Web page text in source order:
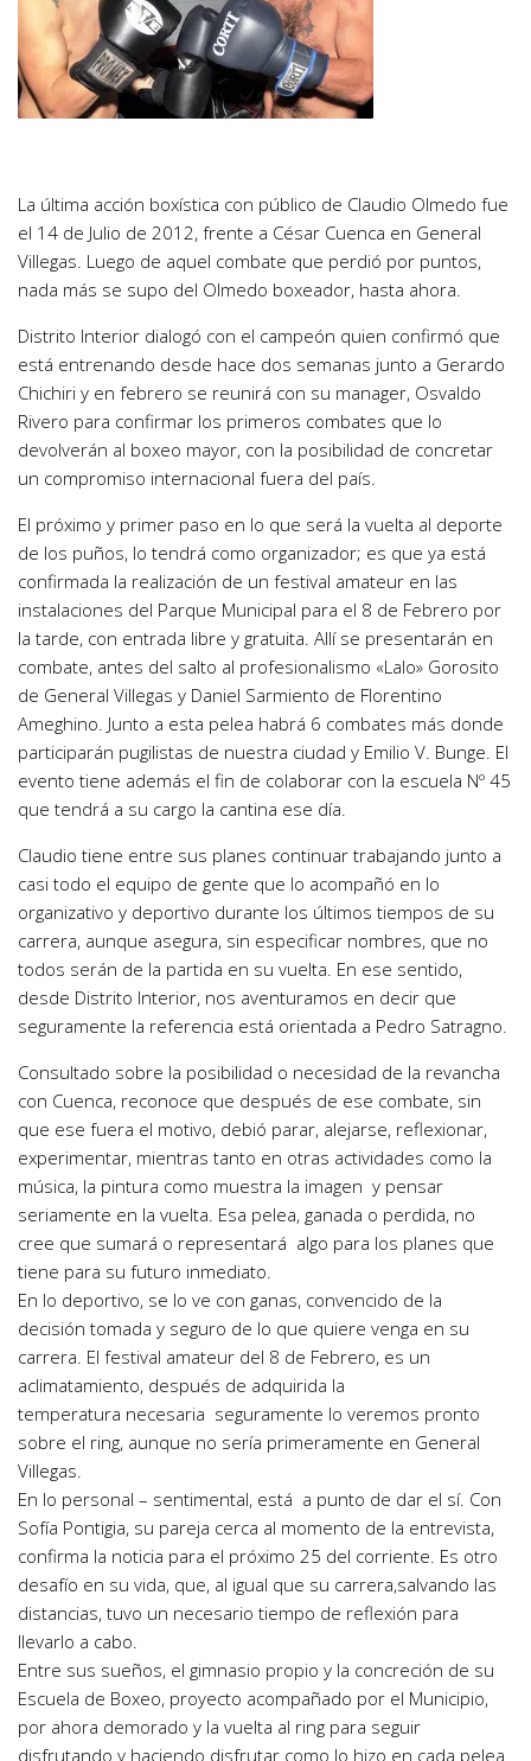
La última acción boxística con público de Claudio Olmedo fue
el 14 de Julio de 2012, frente a César Cuenca en General
Villegas. Luego de aquel combate que perdió por puntos,
nada más se supo del Olmedo boxeador, hasta ahora.
Distrito Interior dialogó con el campeón quien confirmó que
está entrenando desde hace dos semanas junto a Gerardo
Chichiri y en febrero se reunirá con su manager, Osvaldo
Rivero para confirmar los primeros combates que lo
devolverán al boxeo mayor, con la posibilidad de concretar
un compromiso internacional fuera del país.
El próximo y primer paso en lo que será la vuelta al deporte
de los puños, lo tendrá como organizador; es que ya está
confirmada la realización de un festival amateur en las
instalaciones del Parque Municipal para el 8 de Febrero por
la tarde, con entrada libre y gratuita. Allí se presentarán en
combate, antes del salto al profesionalismo «Lalo» Gorosito
de General Villegas y Daniel Sarmiento de Florentino
Ameghino. Junto a esta pelea habrá 6 combates más donde
participarán pugilistas de nuestra ciudad y Emilio V. Bunge. El
evento tiene además el fin de colaborar con la escuela Nº 45
que tendrá a su cargo la cantina ese día.
Claudio tiene entre sus planes continuar trabajando junto a
casi todo el equipo de gente que lo acompañó en lo
organizativo y deportivo durante los últimos tiempos de su
carrera, aunque asegura, sin especificar nombres, que no
todos serán de la partida en su vuelta. En ese sentido,
desde Distrito Interior, nos aventuramos en decir que
seguramente la referencia está orientada a Pedro Satragno.
Consultado sobre la posibilidad o necesidad de la revancha
con Cuenca, reconoce que después de ese combate, sin
que ese fuera el motivo, debió parar, alejarse, reflexionar,
experimentar, mientras tanto en otras actividades como la
música, la pintura como muestra la imagen y pensar
seriamente en la vuelta. Esa pelea, ganada o perdida, no
cree que sumará o representará algo para los planes que
tiene para su futuro inmediato.
En lo deportivo, se lo ve con ganas, convencido de la
decisión tomada y seguro de lo que quiere venga en su
carrera. El festival amateur del 8 de Febrero, es un
aclimatamiento, después de adquirida la
temperatura necesaria seguramente lo veremos pronto
sobre el ring, aunque no sería primeramente en General
Villegas.
En lo personal – sentimental, está a punto de dar el sí. Con
Sofía Pontigia, su pareja cerca al momento de la entrevista,
confirma la noticia para el próximo 25 del corriente. Es otro
desafío en su vida, que, al igual que su carrera,salvando las
distancias, tuvo un necesario tiempo de reflexión para
llevarlo a cabo.
Entre sus sueños, el gimnasio propio y la concreción de su
Escuela de Boxeo, proyecto acompañado por el Municipio,
por ahora demorado y la vuelta al ring para seguir
disfrutando y haciendo disfrutar como lo hizo en cada pelea